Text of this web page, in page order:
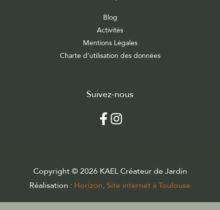
Blog
Activités
Mentions Légales
Charte d’utilisation des données
Suivez-nous
Copyright © 2026 KAEL Créateur de Jardin
Réalisation : Horizon, Site internet à Toulouse